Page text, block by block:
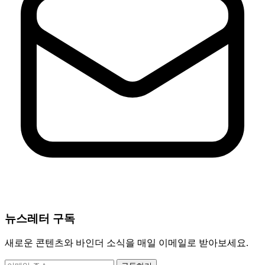
뉴스레터 구독
새로운 콘텐츠와 바인더 소식을 매일 이메일로 받아보세요.